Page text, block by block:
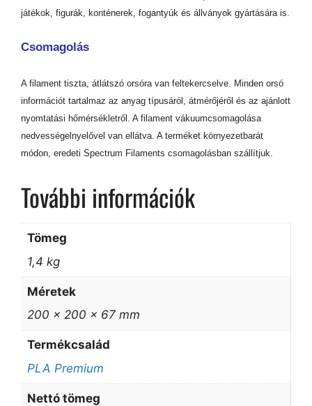
játékok, figurák, konténerek, fogantyúk és állványok gyártására is.
Csomagolás
A filament tiszta, átlátszó orsóra van feltekercselve. Minden orsó
információt tartalmaz az anyag típusáról, átmérőjéről és az ajánlott
nyomtatási hőmérsékletről. A filament vákuumcsomagolása
nedvességelnyelővel van ellátva. A terméket környezetbarát
módon, eredeti Spectrum Filaments csomagolásban szállítjuk.
További információk
Tömeg
1,4 kg
Méretek
200 × 200 × 67 mm
Termékcsalád
PLA Premium
Nettó tömeg